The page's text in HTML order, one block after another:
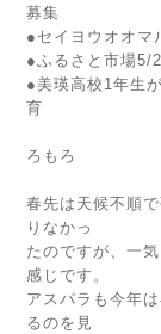
募集
●セイヨウオオマ
●ふるさと市場5/
●美瑛高校1年生
育
そ
ろもろ
春先は天候不順
りなかっ
たのですが、一
感じです。
アスパラも今年
るのを見